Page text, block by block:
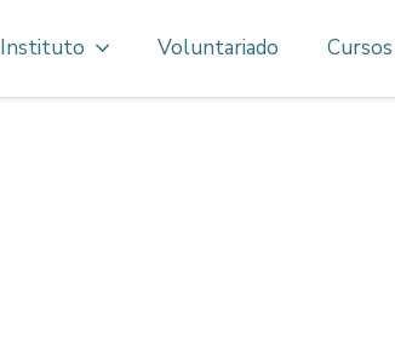
Instituto Voluntariado Cursos